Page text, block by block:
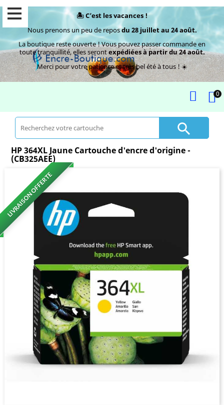
🏝️ C’est les vacances !
Nous prenons un peu de reposdu 28 juillet au 24 août.
La boutique reste ouverte ! Vous pouvez passer commande en
toute tranquillité, elles serontexpédiées à partir du 24 août.
Merci pour votre patience et très bel été à tous ! ☀️
0

HP 364XL Jaune Cartouche d'encre d'origine -
(CB325AEE)
LIVRAISON OFFERTE